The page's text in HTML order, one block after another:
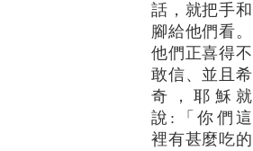
話，就把手和
腳給他們看。
他們正喜得不
敢信、並且希
奇，耶穌就
說:「你們這
裡有甚麼吃的